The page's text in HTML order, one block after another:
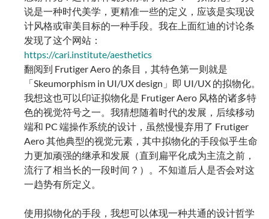
说是一种时代美学，更精准一些的定义，应该是实现设
计风格或审美目标的一种手段。我在上面红迪的讨论条
发现了这个网站：
https://cari.institute/aesthetics
翻阅到 Frutiger Aero 的条目，其特色第一则就是
「Skeumorphism in UI/UX design」即 UI/UX 的拟物化。
我想这也可以印证拟物化是 Frutiger Aero 风格的诸多特
色的视觉符号之一。我猜想随着时代的发展，后续移动
端和 PC 端操作系统的设计，虽然慢慢弃用了 Frutiger
Aero 其他典型的视觉元素，其中拟物化的手段似乎生命
力更加顽强的继承和发展（直到扁平化成为主流之前，
流行了相当长的一段时间？）。不知道后人是否会对这
一趋势有所定义。
使用拟物化的手段，我想可以体现一种共通的设计哲学